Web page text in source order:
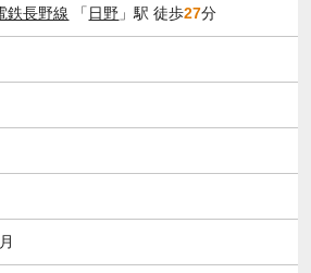
鉄長野線 「 日野 」駅 徒歩27分